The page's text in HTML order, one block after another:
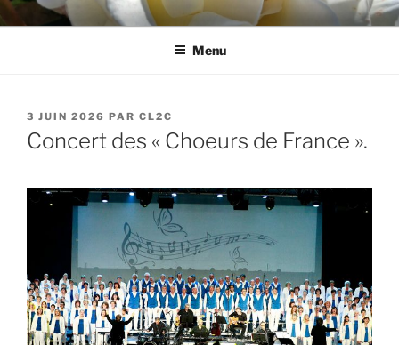
Aller
au
CL2C
Association dédiée à la culture et aux loisirs à Cognin (73)
Menu
PUBLIÉ
LE
3 JUIN 2026 PAR CL2C
Concert des « Choeurs de France ».